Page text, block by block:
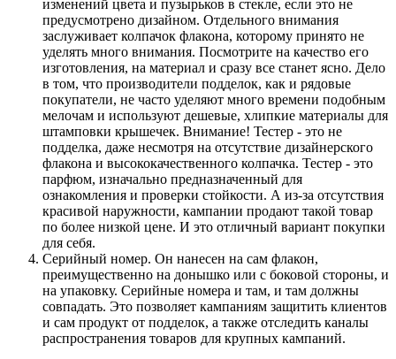
изменений цвета и пузырьков в стекле, если это не
предусмотрено дизайном. Отдельного внимания
заслуживает колпачок флакона, которому принято не
уделять много внимания. Посмотрите на качество его
изготовления, на материал и сразу все станет ясно. Дело
в том, что производители подделок, как и рядовые
покупатели, не часто уделяют много времени подобным
мелочам и используют дешевые, хлипкие материалы для
штамповки крышечек. Внимание! Тестер - это не
подделка, даже несмотря на отсутствие дизайнерского
флакона и высококачественного колпачка. Тестер - это
парфюм, изначально предназначенный для
ознакомления и проверки стойкости. А из-за отсутствия
красивой наружности, кампании продают такой товар
по более низкой цене. И это отличный вариант покупки
для себя.
Серийный номер. Он нанесен на сам флакон,
преимущественно на донышко или с боковой стороны, и
на упаковку. Серийные номера и там, и там должны
совпадать. Это позволяет кампаниям защитить клиентов
и сам продукт от подделок, а также отследить каналы
распространения товаров для крупных кампаний.